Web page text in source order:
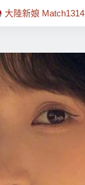
大陸新娘 Match1314